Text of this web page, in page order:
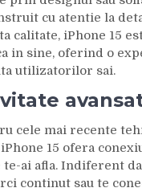
cu atentie la
calitate, iPhone 15
in sine, oferind o
utilizatorilor sai.
cele mai recente
15 ofera
ai afla. Indiferent
continut sau te